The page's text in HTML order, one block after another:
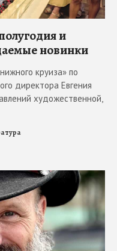
и
новинки
круиза» по
директора Евгения
художественной,